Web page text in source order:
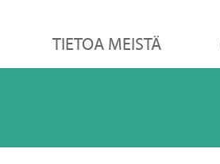
TIETOA MEISTÄ